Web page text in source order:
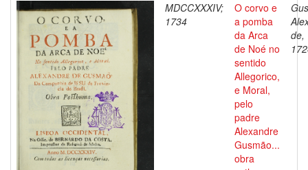
MDCCXXXIV;
1734
O corvo e
a pomba
da Arca
de Noé no
sentido
Allegorico,
e Moral,
pelo
padre
Alexandre
Gusmão...
obra
de,